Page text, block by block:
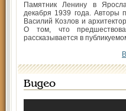
Памятник Ленину в
декабря 1939 года. Авторы
Василий Козлов и
О том, что
рассказывается в
Видео